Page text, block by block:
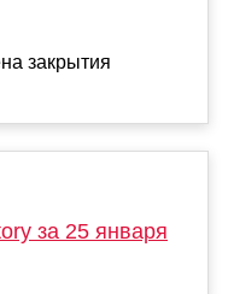
закрытия
за 25 января